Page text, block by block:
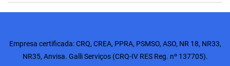
Empresa certificada:CRQ, CREA, PPRA, PSMSO, ASO, NR 18, NR33,
NR35, Anvisa. Galli Serviços (CRQ-IV RES Reg. nº 137705).